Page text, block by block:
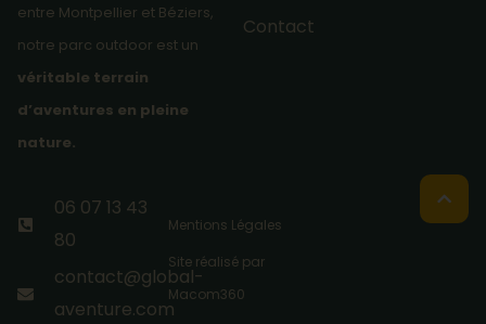
entre Montpellier et Béziers,
notre parc outdoor est un
véritable terrain
d’aventures en pleine
nature.
Contact
06 07 13 43
80
contact@global-
aventure.com
Mentions Légales
Site réalisé par
Macom360